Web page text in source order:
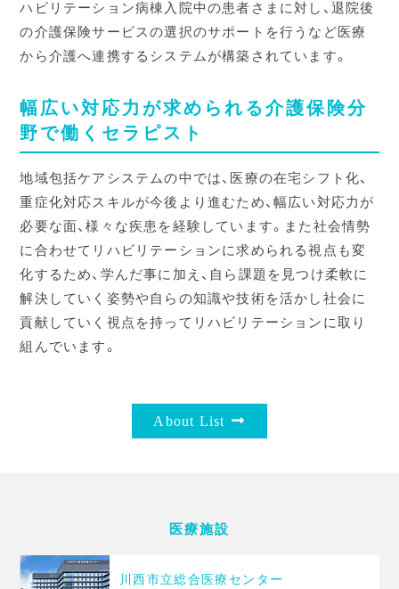
ハビリテーション病棟入院中の患者さまに対し、退院後
の介護保険サービスの選択のサポートを行うなど医療
から介護へ連携するシステムが構築されています。
幅広い対応力が求められる介護保険分
野で働くセラピスト
地域包括ケアシステムの中では、医療の在宅シフト化、
重症化対応スキルが今後より進むため、幅広い対応力が
必要な面、様々な疾患を経験しています。また社会情勢
に合わせてリハビリテーションに求められる視点も変
化するため、学んだ事に加え、自ら課題を見つけ柔軟に
解決していく姿勢や自らの知識や技術を活かし社会に
貢献していく視点を持ってリハビリテーションに取り
組んでいます。
about List
医療施設
川西市立総合医療センター